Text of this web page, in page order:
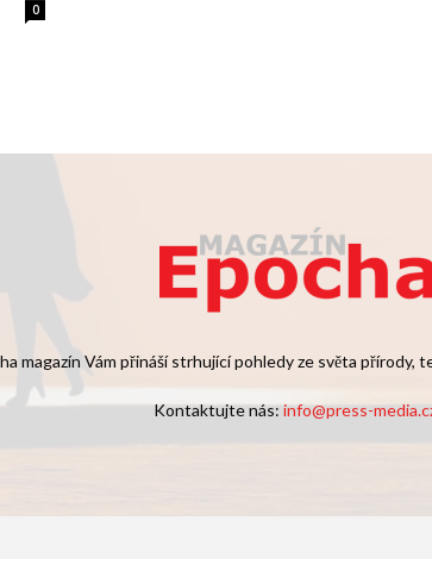
0
magazín Vám přináší strhující pohledy ze světa přírody,
Kontaktujte nás:info@press-